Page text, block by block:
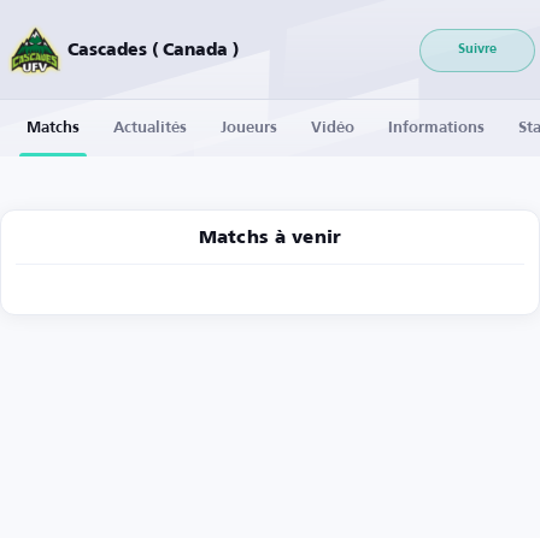
Cascades ( Canada ) Suivre
Matchs Actualités Joueurs Vidéo Informations
Matchs à venir